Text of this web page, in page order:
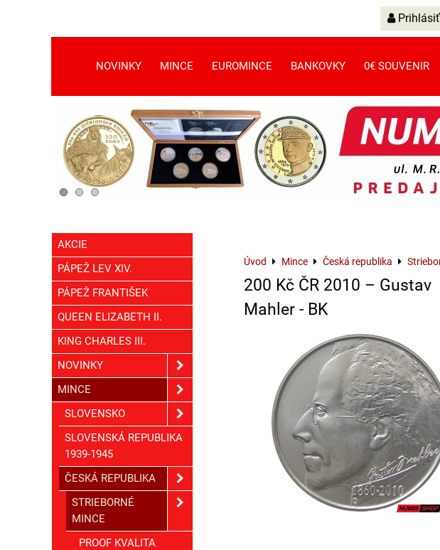
NOVINKY MINCE EUROMINCE BANKOVKY 0€ SOUVENIR
Úvod Mince Česká republika
200 Kč ČR 2010 – Gustav
Mahler - BK
AKCIE
PÁPEŽ LEV XIV.
PÁPEŽ FRANTIŠEK
QUEEN ELIZABETH II.
KING CHARLES III.
NOVINKY
MINCE
SLOVENSKO
SLOVENSKÁ REPUBLIKA
1939-1945
ČESKÁ REPUBLIKA
STRIEBORNÉ
MINCE
PROOF KVALITA